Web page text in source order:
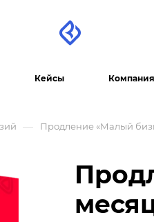
Кейсы Компания
— Продление «Малый